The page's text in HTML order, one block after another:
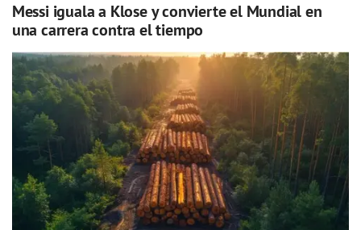
Messi iguala a Klose y convierte el Mundial en
una carrera contra el tiempo